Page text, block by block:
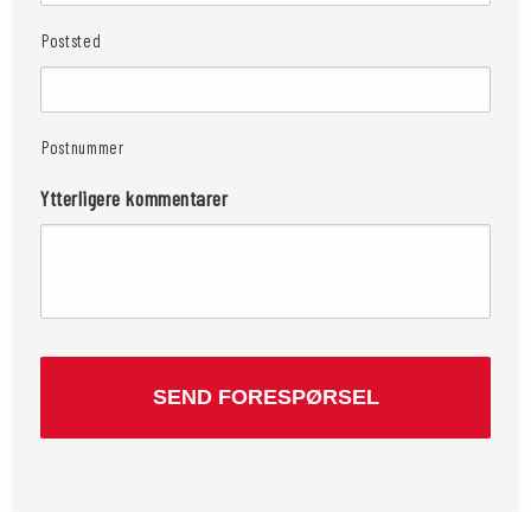
Poststed
Postnummer
Ytterligere kommentarer
CAPTCHA